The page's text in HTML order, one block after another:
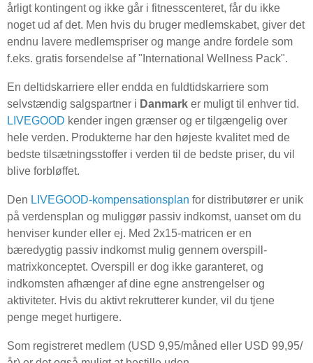
årligt kontingent og ikke går i fitnesscenteret, får du ikke
noget ud af det. Men hvis du bruger medlemskabet, giver det
endnu lavere medlemspriser og mange andre fordele som
f.eks. gratis forsendelse af "International Wellness Pack".
En deltidskarriere eller endda en fuldtidskarriere som
selvstændig salgspartner i Danmark er muligt til enhver tid.
LIVEGOOD kender ingen grænser og er tilgængelig over
hele verden. Produkterne har den højeste kvalitet med de
bedste tilsætningsstoffer i verden til de bedste priser, du vil
blive forbløffet.
Den LIVEGOOD-kompensationsplan for distributører er unik
på verdensplan og muliggør passiv indkomst, uanset om du
henviser kunder eller ej. Med 2x15-matricen er en
bæredygtig passiv indkomst mulig gennem overspill-
matrixkonceptet. Overspill er dog ikke garanteret, og
indkomsten afhænger af dine egne anstrengelser og
aktiviteter. Hvis du aktivt rekrutterer kunder, vil du tjene
penge meget hurtigere.
Som registreret medlem (USD 9,95/måned eller USD 99,95/